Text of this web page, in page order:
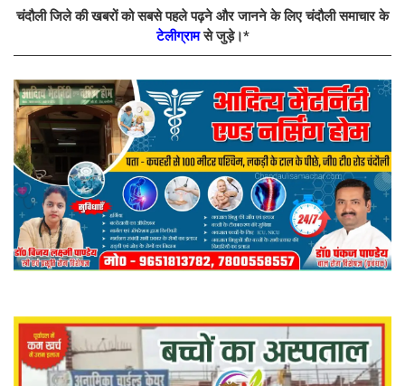
चंदौली जिले की खबरों को सबसे पहले पढ़ने और जानने के लिए चंदौली समाचार के
टेलीग्रामसे जुड़े।*